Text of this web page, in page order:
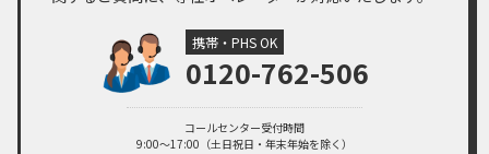
ファンドレポート｢ニッセイ宇宙関連グローバル株式ファンド 「R
＆Iファンド大賞2025」受賞と運用担当者からのメッセージ」
2025年04月30日 ファンドレポート
携帯・PHS OK
0120-762-506
コールセンター受付時間
9:00～17:00（土日祝日・年末年始を除く）